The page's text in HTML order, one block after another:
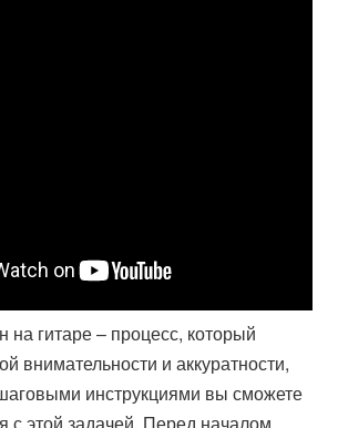
на гитаре – процесс, который
внимательности и аккуратности,
инструкциями вы сможете